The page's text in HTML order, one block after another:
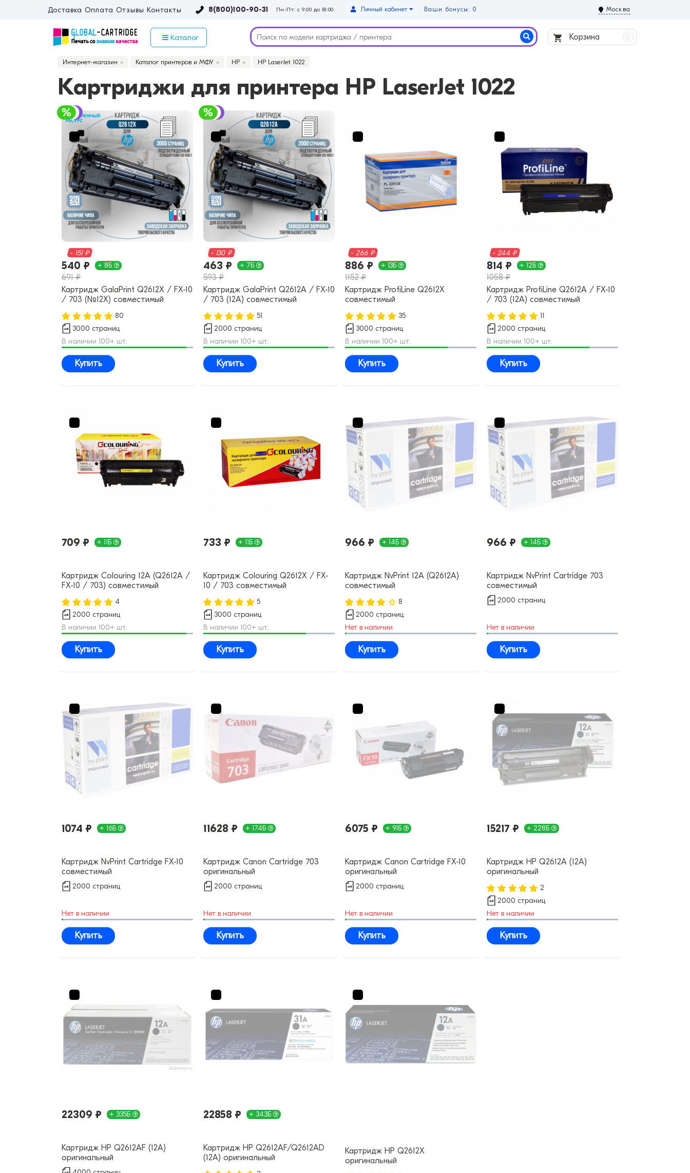
Доставка Оплата Отзывы Контакты 8(800)100-90-31 Пн-Пт: с 9:00 до 18:00 Ваши бонусы: 0
Личный кабинет Москва
Каталог Корзина 0
Интернет-магазин Каталог принтеров и МФУ HP HP LaserJet 1022
Картриджи для принтера HP LaserJet 1022
- 151 ₽
540 ₽ + 8Б
691 ₽
Картридж GalaPrint Q2612X / FX-10
/ 703 (№12X) совместимый
80
3000 страниц
В наличии 100+ шт.
Купить
- 130 ₽
463 ₽ + 7Б
593 ₽
Картридж GalaPrint Q2612A / FX-10
/ 703 (12A) совместимый
51
2000 страниц
В наличии 100+ шт.
Купить
- 266 ₽
886 ₽ + 13Б
1152 ₽
Картридж ProfiLine Q2612X
совместимый
35
3000 страниц
В наличии 100+ шт.
Купить
- 244 ₽
814 ₽ + 12Б
1058 ₽
Картридж ProfiLine Q2612A / FX-10
/ 703 (12A) совместимый
11
2000 страниц
В наличии 100+ шт.
Купить
709 ₽ + 11Б
Картридж Colouring 12A (Q2612A /
FX-10 / 703) совместимый
4
2000 страниц
В наличии 100+ шт.
Купить
733 ₽ + 11Б
Картридж Colouring Q2612X / FX-
10 / 703 совместимый
5
3000 страниц
В наличии 100+ шт.
Купить
966 ₽ + 14Б
Картридж NvPrint 12A (Q2612A)
совместимый
8
2000 страниц
Нет в наличии
Купить
966 ₽ + 14Б
Картридж NvPrint Cartridge 703
совместимый
2000 страниц
Нет в наличии
Купить
1074 ₽ + 16Б
Картридж NvPrint Cartridge FX-10
совместимый
2000 страниц
Нет в наличии
Купить
11628 ₽ + 174Б
Картридж Canon Cartridge 703
оригинальный
2000 страниц
Нет в наличии
Купить
6075 ₽ + 91Б
Картридж Canon Cartridge FX-10
оригинальный
2000 страниц
Нет в наличии
Купить
15217 ₽ + 228Б
Картридж HP Q2612A (12A)
оригинальный
2
2000 страниц
Нет в наличии
Купить
22309 ₽ + 335Б
Картридж HP Q2612AF (12A)
оригинальный
22858 ₽ + 343Б
Картридж HP Q2612AF/Q2612AD
(12A) оригинальный
Картридж HP Q2612X
оригинальный